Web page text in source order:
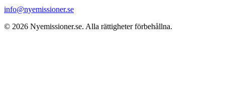
info@nyemissioner.se
© 2026 Nyemissioner.se. Alla rättigheter förbehållna.